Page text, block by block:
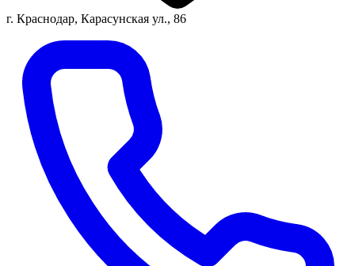
г. Краснодар, Карасунская ул., 86